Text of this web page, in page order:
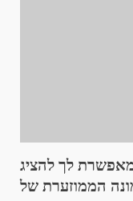
מאפשרת לך להציג